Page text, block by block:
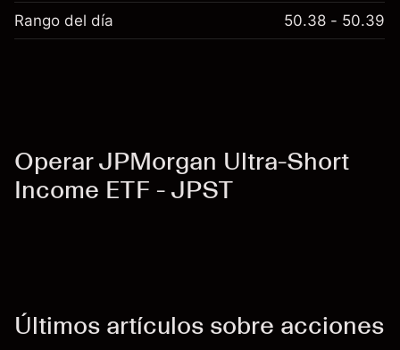
Rango del día 50.38 - 50.39
Operar JPMorgan Ultra-Short
Income ETF - JPST
Últimos artículos sobre acciones